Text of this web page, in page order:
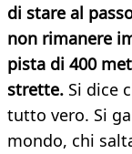
di stare al
non rimanere
pista di 400
strette. Si dice
tutto vero. Si
mondo, chi